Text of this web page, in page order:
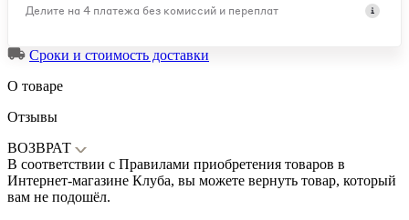
Делите на 4 платежа без комиссий и переплат
Сроки и стоимость доставки
О товаре
Отзывы
ВОЗВРАТ
В соответствии с Правилами приобретения товаров в
Интернет-магазине Клуба, вы можете вернуть товар, который
вам не подошёл.